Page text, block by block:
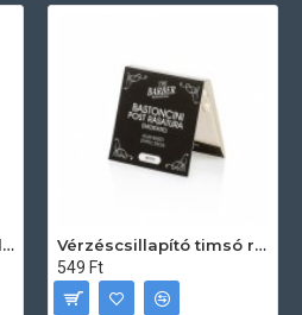
3% Hidrogén-peroxid oldat (sebfertőtlenítő) 100ml
Vérzéscsillapító timsó rúd 20db
549 Ft